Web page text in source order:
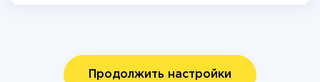
Продолжить настройки